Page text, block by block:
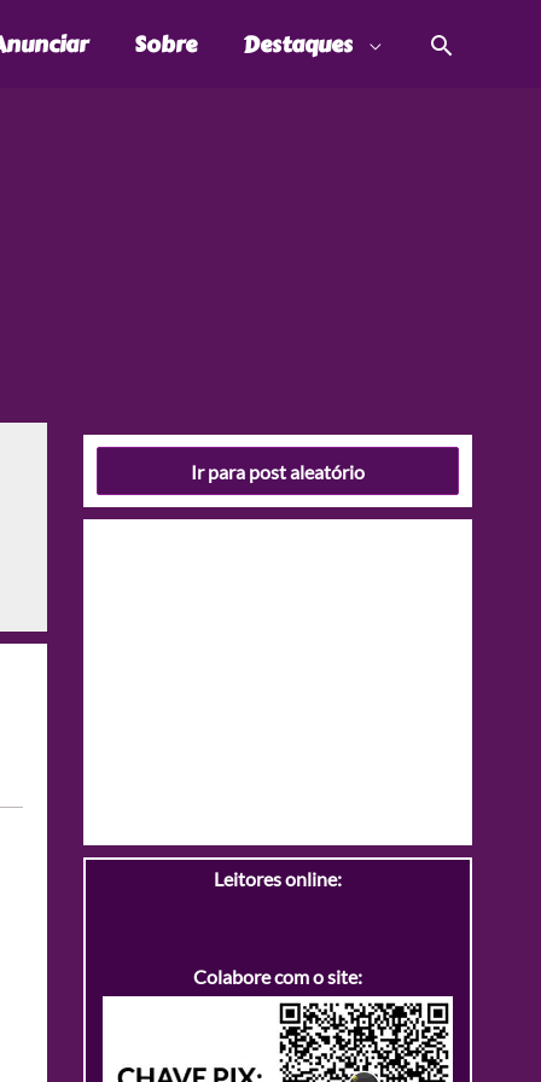
Sobre Destaques
Ir para post aleatório
Leitores online:
Colabore com o site: